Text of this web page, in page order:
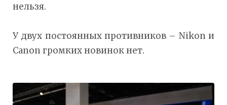
нельзя.
У двух постоянных противников – Nikon и
Canon громких новинок нет.